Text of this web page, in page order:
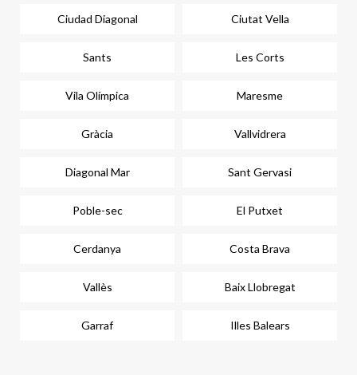
Ciudad Diagonal Ciutat Vella
Sants Les Corts
Vila Olímpica Maresme
Gràcia Vallvidrera
Diagonal Mar Sant Gervasi
Poble-sec El Putxet
Cerdanya Costa Brava
Vallès Baix Llobregat
Garraf Illes Balears